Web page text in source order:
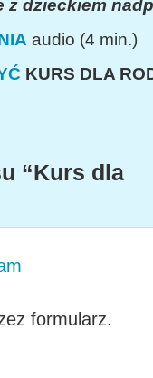
z dzieckiem
audio (4 min.)
KURS DLA
“Kurs dla
formularz.